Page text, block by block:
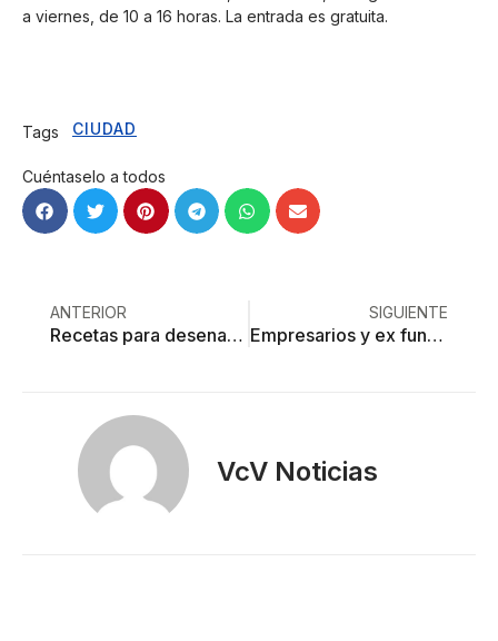
a viernes, de 10 a 16 horas. La entrada es gratuita.
Tags CIUDAD
Cuéntaselo a todos
ANTERIOR
Recetas para desenamorarse: deseo, imaginación y nervios en el siglo XVIII
SIGUIENTE
Empresarios y ex funcionarios, los primeros damnificados por el Peña-Gate
VcV Noticias